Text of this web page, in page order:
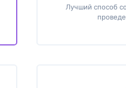
Лучший способ